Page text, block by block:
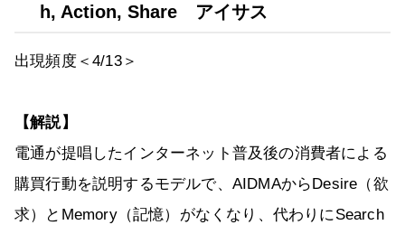
h, Action, Share アイサス
出現頻度＜4/13＞
【解説】
電通が提唱したインターネット普及後の消費者による
購買行動を説明するモデルで、AIDMAからDesire（欲
求）とMemory（記憶）がなくなり、代わりにSearch